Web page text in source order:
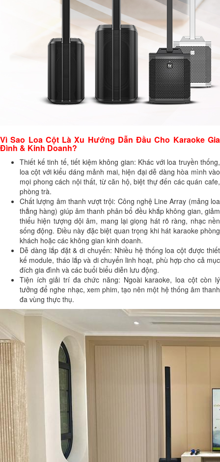
Vì Sao Loa Cột Là Xu Hướng Dẫn Đầu Cho Karaoke Gia
Đình & Kinh Doanh?
Thiết kế tinh tế, tiết kiệm không gian: Khác với loa truyền thống,
loa cột với kiểu dáng mảnh mai, hiện đại dễ dàng hòa mình vào
mọi phong cách nội thất, từ căn hộ, biệt thự đến các quán cafe,
phòng trà.
Chất lượng âm thanh vượt trội: Công nghệ Line Array (mảng loa
thẳng hàng) giúp âm thanh phân bổ đều khắp không gian, giảm
thiểu hiện tượng dội âm, mang lại giọng hát rõ ràng, nhạc nền
sống động. Điều này đặc biệt quan trọng khi hát karaoke phòng
khách hoặc các không gian kinh doanh.
Dễ dàng lắp đặt & di chuyển: Nhiều hệ thống loa cột được thiết
kế module, tháo lắp và di chuyển linh hoạt, phù hợp cho cả mục
đích gia đình và các buổi biểu diễn lưu động.
Tiện ích giải trí đa chức năng: Ngoài karaoke, loa cột còn lý
tưởng để nghe nhạc, xem phim, tạo nên một hệ thống âm thanh
đa vùng thực thụ.